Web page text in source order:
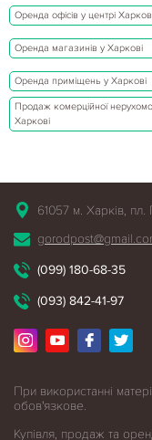
Оренда офісів у центрі
Оренда магазинів у Харкові
Оренда приміщень у Харкові
Продаж комерційної
Харкові
61057 м. Харків, пл.
(099) 180-68-35
(093) 842-41-97
При використанні
обов'язкове.
Купівля, продаж та